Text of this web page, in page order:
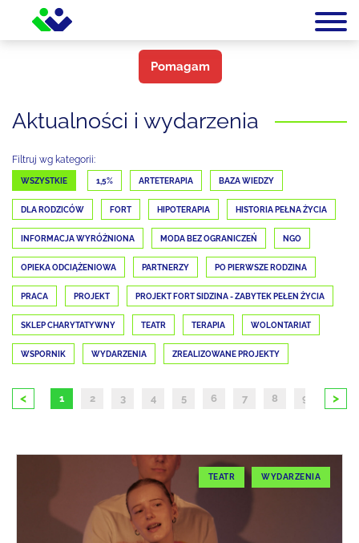
Pomagam
Aktualności i wydarzenia
Filtruj wg kategorii:
WSZYSTKIE 1,5% ARTETERAPIA BAZA WIEDZY
DLA RODZICÓW FORT HIPOTERAPIA HISTORIA PEŁNA ŻYCIA
INFORMACJA WYRÓŻNIONA MODA BEZ OGRANICZEŃ NGO
OPIEKA ODCIĄŻENIOWA PARTNERZY PO PIERWSZE RODZINA
PRACA PROJEKT PROJEKT FORT SIDZINA - ZABYTEK PEŁEN ŻYCIA
SKLEP CHARYTATYWNY TEATR TERAPIA WOLONTARIAT
WSPORNIK WYDARZENIA ZREALIZOWANE PROJEKTY
< 1 2 3 4 5 6 7 8 9 10
>
TEATR WYDARZENIA